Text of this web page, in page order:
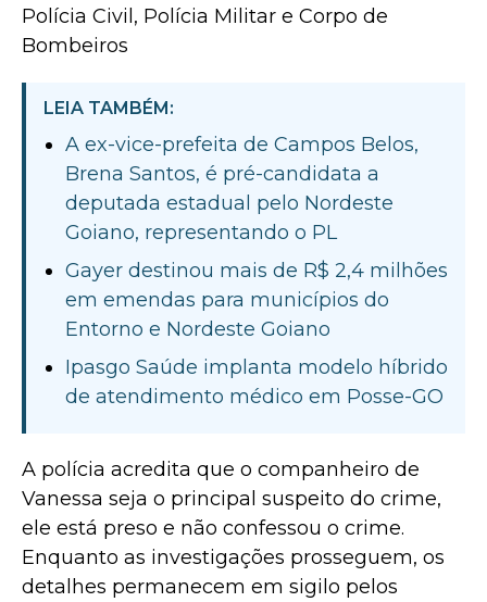
Polícia Civil, Polícia Militar e Corpo de
Bombeiros
LEIA TAMBÉM:
A ex-vice-prefeita de Campos Belos,
Brena Santos, é pré-candidata a
deputada estadual pelo Nordeste
Goiano, representando o PL
Gayer destinou mais de R$ 2,4 milhões
em emendas para municípios do
Entorno e Nordeste Goiano
Ipasgo Saúde implanta modelo híbrido
de atendimento médico em Posse-GO
A polícia acredita que o companheiro de
Vanessa seja o principal suspeito do crime,
ele está preso e não confessou o crime.
Enquanto as investigações prosseguem, os
detalhes permanecem em sigilo pelos